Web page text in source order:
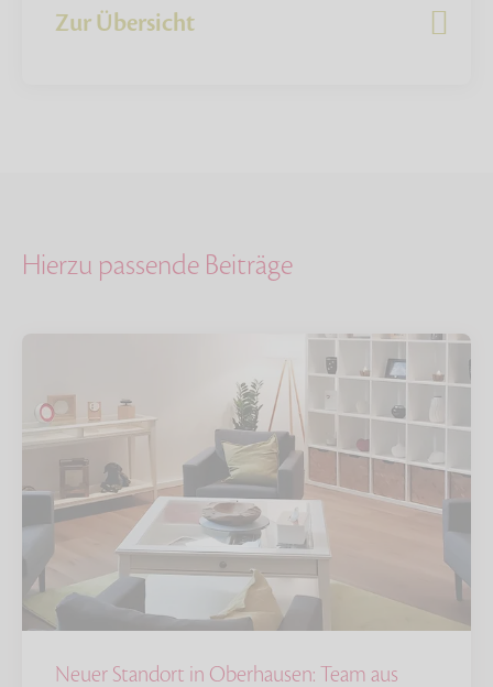
Zur Übersicht
Hierzu passende Beiträge
Neuer Standort in Oberhausen: Team aus